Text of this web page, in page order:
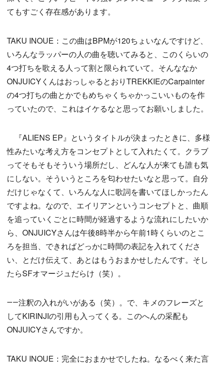
てもすごく存在感があります。
TAKU INOUE：この曲はBPMが120ちょいなんですけど、
いろんなラッパーの人の曲を聴いてみると、このくらいの
4つ打ちを歌える人って割と限られていて。そんななか
ONJUICYくんはおっしゃるとおりTREKKIEのCarpainter
の4つ打ちの曲とかでもめちゃくちゃかっこいいものを作
っていたので、これはイケるなと思ってお願いしました。
『ALIENS EP』というタイトルが決まったときに、多様
性みたいな考え方をコンセプトとして入れたくて。クラブ
ってそもそもそういう場所だし、どんな人が来ても誰も気
にしない。そういうところを匂わせたいなと思って。自分
だけじゃなくて、いろんな人に歌詞を書いてほしかったん
ですよね。なので、エイリアンというコンセプトと、曲順
を追っていくごとに時間が経過するような流れにしたいか
ら、ONJUICYさんは午後8時半から午前1時くらいのとこ
ろを担当、できればどっかに時間の表記を入れてくださ
い、とだけ伝えて、あとはもうおまかせしたんです。そし
たらSFオマージュだらけ（笑）。
――注釈の入れがいがある（笑）。で、キメのフレーズと
してKIRINJIの引用も入ってくる。このへんの采配も
ONJUICYさんですか。
TAKU INOUE：完全におまかせでしたね。なるべく来た言